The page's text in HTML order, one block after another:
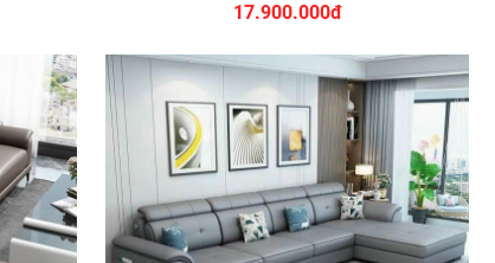
17.900.000đ